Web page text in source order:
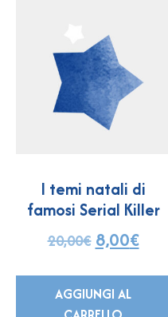
I temi natali di
famosi Serial Killer
20,00€ 8,00€
AGGIUNGI AL